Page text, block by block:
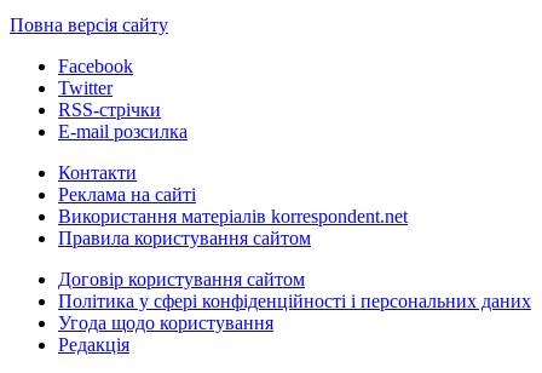
Повна версія сайту
Facebook
Twitter
RSS-стрічки
E-mail розсилка
Контакти
Реклама на сайті
Використання матеріалів korrespondent.net
Правила користування сайтом
Договір користування сайтом
Політика у сфері конфіденційності і персональних даних
Угода щодо користування
Редакція